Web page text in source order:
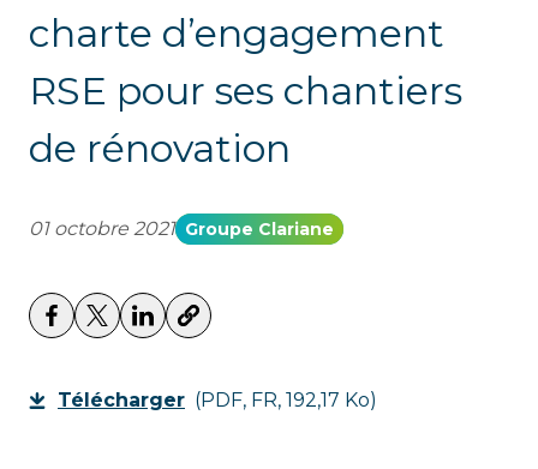
charte d’engagement
RSE pour ses chantiers
de rénovation
01 octobre 2021 Groupe Clariane
Télécharger (PDF, FR, 192,17 Ko)